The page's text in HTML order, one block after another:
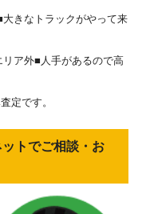
きなトラックがやって来
ア外■人手があるので高
定です。
トでご相談・お